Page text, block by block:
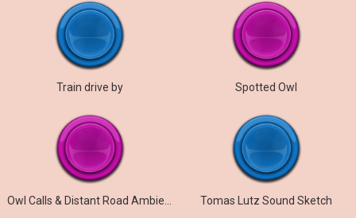
Train drive by Spotted Owl
Tomas Lutz Sound Sketch